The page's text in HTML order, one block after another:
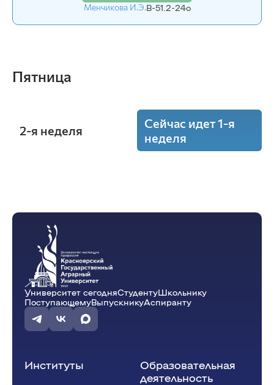
Менчикова И.Э.В-51.2-24o
Пятница
2-я неделя
Сейчас идет 1-я
неделя
10:15 - 11:45
Цитология, гистология и эмбриология
Менчикова И.Э.В-52-25o (2)
Университет сегодняСтудентуШкольнику
ПоступающемуВыпускникуАспиранту
Институты
Образовательная
деятельность